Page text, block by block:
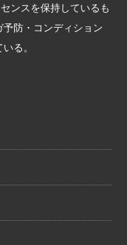
ンスを保持しているも
防・コンディション
る。